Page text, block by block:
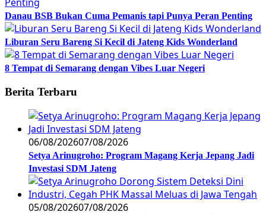
Danau BSB Bukan Cuma Pemanis tapi Punya Peran Penting
Liburan Seru Bareng Si Kecil di Jateng Kids Wonderland
8 Tempat di Semarang dengan Vibes Luar Negeri
Berita Terbaru
06/08/202607/08/2026
Setya Arinugroho: Program Magang Kerja Jepang Jadi
Investasi SDM Jateng
05/08/202607/08/2026